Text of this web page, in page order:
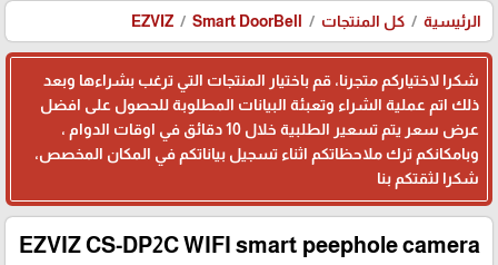
الرئيسية كل المنتجات EZVIZ Smart DoorBell
شكرا لاختياركم متجرنا، قم باختيار المنتجات التي ترغب بشراءها وبعد
ذلك اتم عملية الشراء وتعبئة البيانات المطلوبة للحصول على افضل
عرض سعر يتم تسعير الطلبية خلال 10 دقائق في اوقات الدوام ،
وبامكانكم ترك ملاحظاتكم اثناء تسجيل بياناتكم في المكان المخصص،
شكرا لثقتكم بنا
EZVIZ CS-DP2C WIFI smart peephole camera